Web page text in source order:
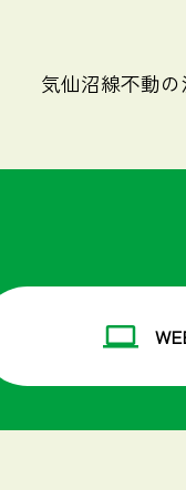
気仙沼線不動